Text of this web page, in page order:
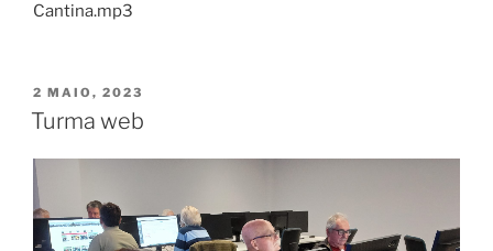
Cantina.mp3
PUBLICADO
EM
2 MAIO, 2023
Turma web